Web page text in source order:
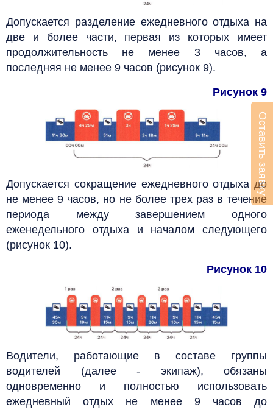
Допускается разделение ежедневного отдыха на
две и более части, первая из которых имеет
продолжительность не менее 3 часов, а
последняя не менее 9 часов (рисунок 9).
Рисунок 9
Допускается сокращение ежедневного отдыха до
не менее 9 часов, но не более трех раз в течение
периода между завершением одного
еженедельного отдыха и началом следующего
(рисунок 10).
Рисунок 10
Водители, работающие в составе группы
водителей (далее - экипаж), обязаны
одновременно и полностью использовать
ежедневный отдых не менее 9 часов до
Оставить заявку